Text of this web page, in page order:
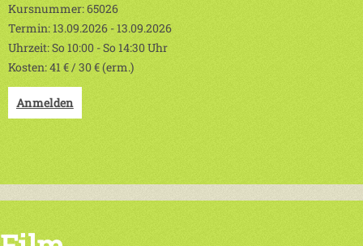
Kursnummer: 65026
Termin: 13.09.2026 - 13.09.2026
Uhrzeit: So 10:00 - So 14:30 Uhr
Kosten: 41 € / 30 € (erm.)
Anmelden